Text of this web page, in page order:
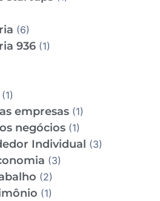
(6)
936 (1)
(1)
empresas (1)
negócios (1)
Individual (3)
(3)
(2)
(1)